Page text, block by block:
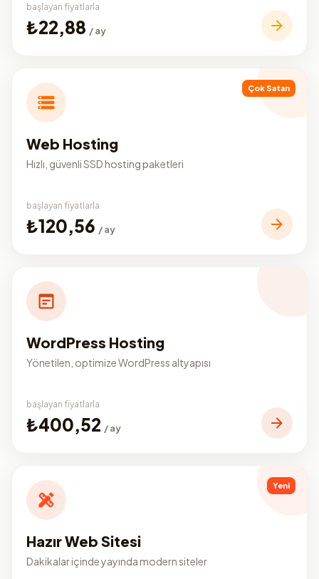
başlayan fiyatlarla
₺22,88 / ay
Çok Satan
Web Hosting
Hızlı, güvenli SSD hosting paketleri
başlayan fiyatlarla
₺120,56 / ay
WordPress Hosting
Yönetilen, optimize WordPress altyapısı
başlayan fiyatlarla
₺400,52 / ay
Yeni
Hazır Web Sitesi
Dakikalar içinde yayında modern siteler